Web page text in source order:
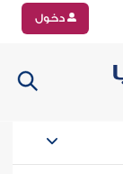
دخول